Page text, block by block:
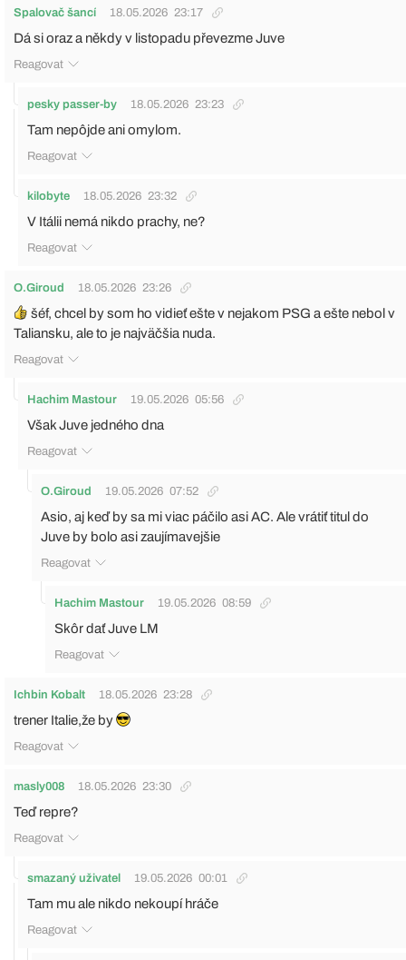
Spalovač šancí 18.05.2026 23:17
Dá si oraz a někdy v listopadu převezme Juve
Reagovat
pesky passer-by 18.05.2026 23:23
Tam nepôjde ani omylom.
Reagovat
kilobyte 18.05.2026 23:32
V Itálii nemá nikdo prachy, ne?
Reagovat
O.Giroud 18.05.2026 23:26
šéf, chcel by som ho vidieť ešte v nejakom PSG a ešte nebol v
Taliansku, ale to je najväčšia nuda.
Reagovat
Hachim Mastour 19.05.2026 05:56
Však Juve jedného dna
Reagovat
O.Giroud 19.05.2026 07:52
Asio, aj keď by sa mi viac páčilo asi AC. Ale vrátiť titul do
Juve by bolo asi zaujímavejšie
Reagovat
Hachim Mastour 19.05.2026 08:59
Skôr dať Juve LM
Reagovat
Ichbin Kobalt 18.05.2026 23:28
trener Italie,že by
Reagovat
masly008 18.05.2026 23:30
Teď repre?
Reagovat
smazaný uživatel 19.05.2026 00:01
Tam mu ale nikdo nekoupí hráče
Reagovat